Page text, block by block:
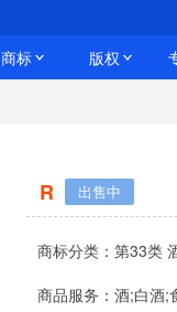
商标 版权
R 出售中
商标分类： 第33类
商品服务： 酒;白酒;